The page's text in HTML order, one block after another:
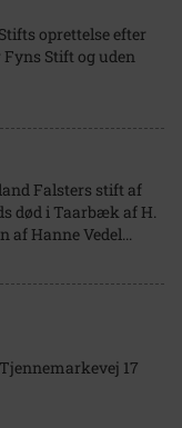
oprettelse efter
Stift og uden
Falsters stift af
død i Taarbæk af H.
af Hanne Vedel...
17